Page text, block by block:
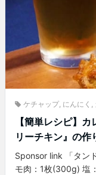
ケチャップ, にんにく ,
【簡単レシピ】
リーチキン』の作
Sponsor link 「タン
モ肉：1枚(300g) 塩